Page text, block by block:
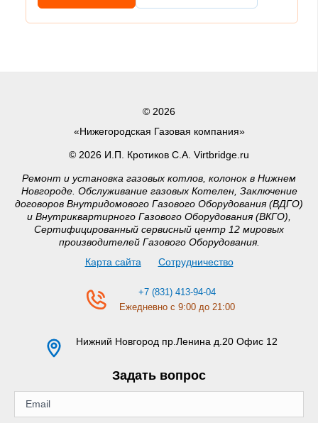
© 2026
«Нижегородская Газовая компания»
© 2026 И.П. Кротиков С.А. Virtbridge.ru
Ремонт и установка газовых котлов, колонок в Нижнем
Новгороде. Обслуживание газовых Котелен, Заключение
договоров Внутридомового Газового Оборудования (ВДГО)
и Внутриквартирного Газового Оборудования (ВКГО),
Сертифицированный сервисный центр 12 мировых
производителей Газового Оборудования.
Карта сайта
Сотрудничество
+7 (831) 413-94-04
Ежедневно с 9:00 до 21:00
Нижний Новгород пр.Ленина д.20 Офис 12
Задать вопрос